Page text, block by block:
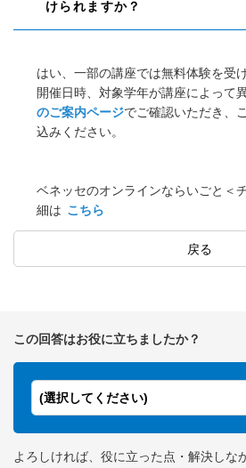
けられますか？
はい、一部の講座では無料体験を受
開催日時、対象学年が講座によって
のご案内ページでご確認いただき、
込みください。
ベネッセのオンラインならいごと＜
細は こちら
戻る
この回答はお役に立ちましたか？
(選択してください)
よろしければ、役に立った点・解決しな